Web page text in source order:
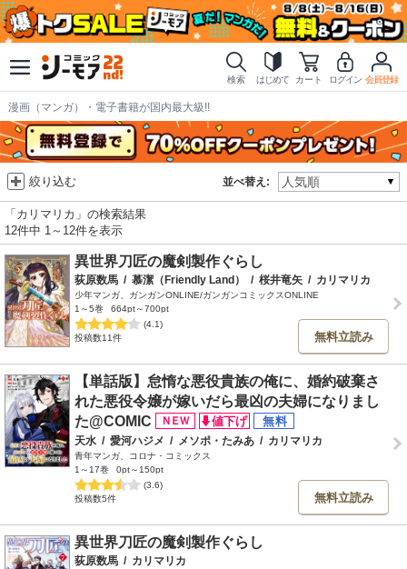
検索 はじめて カート ログイン 会員登録
漫画（マンガ）・電子書籍が国内最大級!!
並べ替え:
絞り込む
「カリマリカ」の検索結果
12件中 1～12件を表示
異世界刀匠の魔剣製作ぐらし
荻原数馬 / 慕潔（Friendly Land） / 桜井竜矢 / カリマリカ
少年マンガ、ガンガンONLINE/ガンガンコミックスONLINE
1～5巻
664pt～700pt
(4.1)
投稿数11件
無料立読み
【単話版】怠惰な悪役貴族の俺に、婚約破棄さ
れた悪役令嬢が嫁いだら最凶の夫婦になりまし
た@COMIC
天水 / 愛河ハジメ / メソポ・たみあ / カリマリカ
青年マンガ、コロナ・コミックス
1～17巻
0pt～150pt
(3.6)
投稿数5件
無料立読み
異世界刀匠の魔剣製作ぐらし
荻原数馬 / カリマリカ